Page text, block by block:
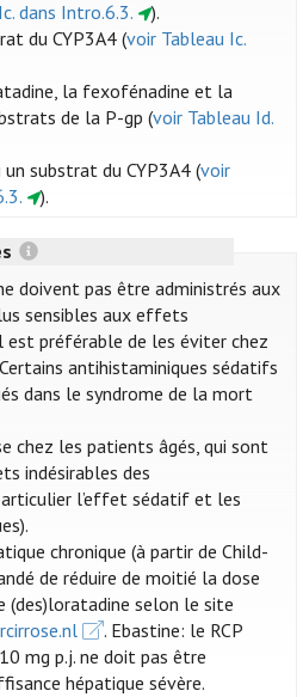
dans Intro.6.3.
).
du CYP3A4 (voir Tableau Ic.
la fexofénadine et la
de la P-gp (voir Tableau Id.
substrat du CYP3A4 (voir
).
doivent pas être administrés aux
sensibles aux effets
est préférable de les éviter chez
Certains antihistaminiques sédatifs
dans le syndrome de la mort
chez les patients âgés, qui sont
indésirables des
l’effet sédatif et les
chronique (à partir de Child-
de réduire de moitié la dose
(des)loratadine selon le site
. Ebastine: le RCP
mg p.j. ne doit pas être
hépatique sévère.